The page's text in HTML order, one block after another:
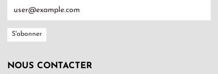
NOUS CONTACTER